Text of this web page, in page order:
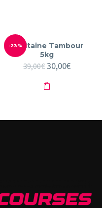
-23%
Capitaine Tambour
5kg
39,00€ Le
initial
était :
30,00€